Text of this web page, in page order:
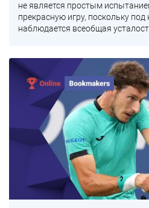
не является простым
прекрасную игру, поскольку под
наблюдается всеобщая